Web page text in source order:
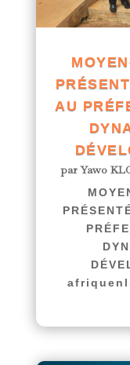
AU
parYawo